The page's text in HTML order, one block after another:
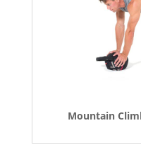
Mountain